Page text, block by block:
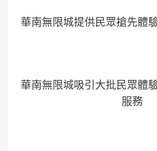
華南無限城提供民眾搶先體
華南無限城吸引大批民眾體
服務